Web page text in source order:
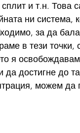
и т.н. Това
ни система,
за да
в тези
я
достигне до
можем да